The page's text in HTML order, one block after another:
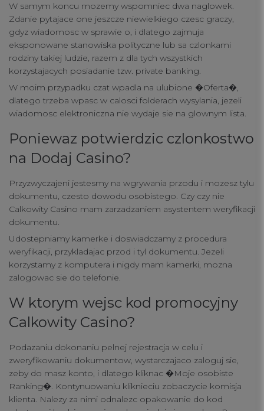
W samym koncu mozemy wspomniec dwa naglowek.
Zdanie pytajace one jeszcze niewielkiego czesc graczy,
gdyz wiadomosc w sprawie o, i dlatego zajmuja
eksponowane stanowiska polityczne lub sa czlonkami
rodziny takiej ludzie, razem z dla tych wszystkich
korzystajacych posiadanie tzw. private banking.
W moim przypadku czat wpadla na ulubione �Oferta�,
dlatego trzeba wpasc w calosci folderach wysylania, jezeli
wiadomosc elektroniczna nie wydaje sie na glownym lista.
Poniewaz potwierdzic czlonkostwo
na Dodaj Casino?
Przyzwyczajeni jestesmy na wgrywania przodu i mozesz tylu
dokumentu, czesto dowodu osobistego. Czy czy nie
Calkowity Casino mam zarzadzaniem asystentem weryfikacji
dokumentu.
Udostepniamy kamerke i doswiadczamy z procedura
weryfikacji, przykladajac przod i tyl dokumentu. Jezeli
korzystamy z komputera i nigdy mam kamerki, mozna
zalogowac sie do telefonie.
W ktorym wejsc kod promocyjny
Calkowity Casino?
Podazaniu dokonaniu pelnej rejestracja w celu i
zweryfikowaniu dokumentow, wystarczajaco zaloguj sie,
zeby do masz konto, i dlatego kliknac �Moje osobiste
Ranking�. Kontynuowaniu kliknieciu zobaczycie komisja
klienta. Nalezy za nimi odnalezc opakowanie do kod